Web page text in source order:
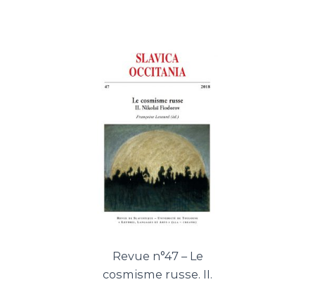
Revue n°47 – Le
cosmisme russe. II.